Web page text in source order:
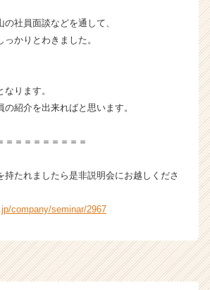
社員面談などを通して、
っかりとわきました。
ります。
紹介を出来ればと思います。
＝＝＝＝＝＝＝＝＝
持たれましたら是非説明会にお越しくださ
company/seminar/2967